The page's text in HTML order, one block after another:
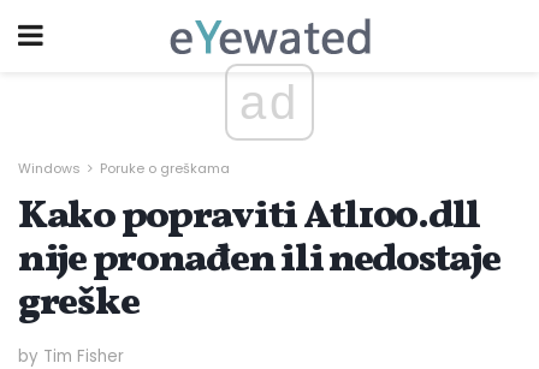
ad
Windows Poruke o greškama
Kako popraviti Atl100.dll
nije pronađen ili nedostaje
greške
by Tim Fisher